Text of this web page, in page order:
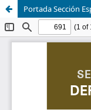
Portada Sección